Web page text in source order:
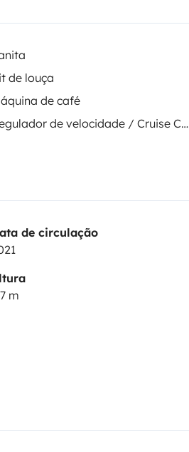
de louça
de café
Regulador de velocidade / Cruise Control
de circulação
m